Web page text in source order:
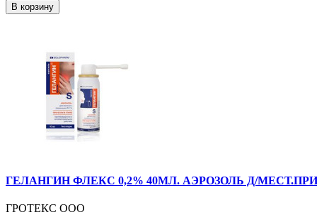
В корзину
ГЕЛАНГИН ФЛЕКС 0,2% 40МЛ. АЭРОЗОЛЬ Д/
ГРОТЕКС ООО